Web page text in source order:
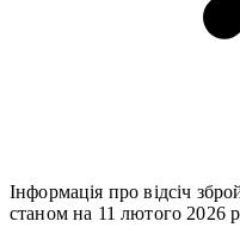
Інформація про відсіч
станом на 11 лютого 2026